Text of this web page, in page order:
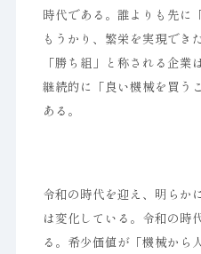
時代である。誰よりも先に
もうかり、繁栄を実現でき
「勝ち組」と称される企業
継続的に「良い機械を買う
ある。
令和の時代を迎え、明らか
は変化している。令和の時
る。希少価値が「機械から